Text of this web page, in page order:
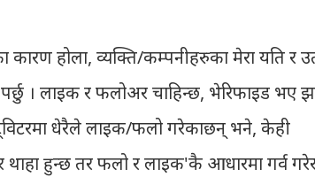
कारण होला, व्यक्ति/कम्पनीहरुका मेरा यति र
। लाइक र फलोअर चाहिन्छ, भेरिफाइड भए
धेरैले लाइक/फलो गरेकाछन् भने, केही
थाहा हुन्छ तर फलो र लाइक'कै आधारमा गर्व